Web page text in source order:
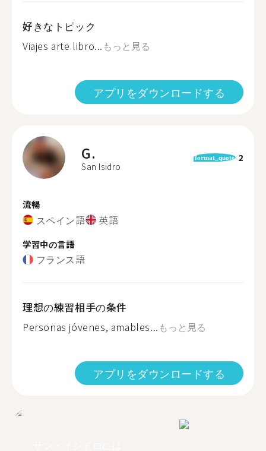
好きなトピック
Viajes arte libro... もっと見る
アプリをダウンロードする
G.
San Isidro
format_quote 2
流暢
スペイン語 英語
学習中の言語
フランス語
理想の練習相手の条件
Personas jóvenes, amables... もっと見る
アプリをダウンロードする